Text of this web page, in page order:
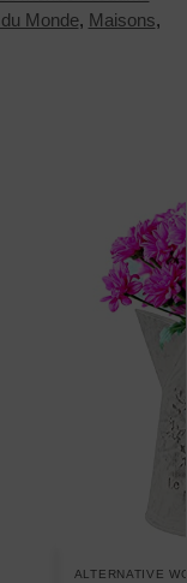
Monde, Maisons,
ALTERNATIVE